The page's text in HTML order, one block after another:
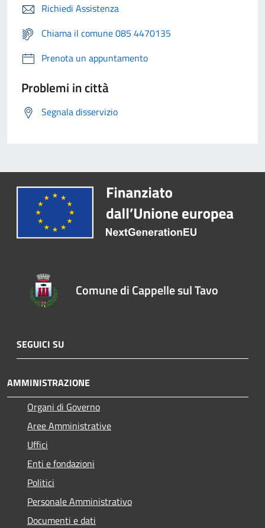
Richiedi Assistenza
Chiama il comune 085 4470135
Prenota un appuntamento
Problemi in città
Segnala disservizio
Comune di Cappelle sul Tavo
SEGUICI SU
AMMINISTRAZIONE
Organi di Governo
Aree Amministrative
Uffici
Enti e fondazioni
Politici
Personale Amministrativo
Documenti e dati